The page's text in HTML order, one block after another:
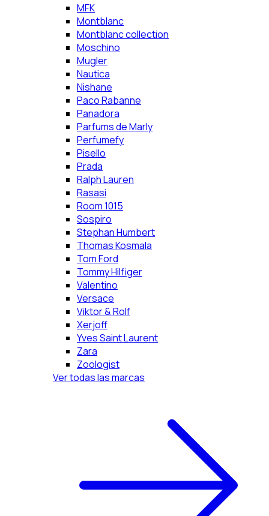
MFK
Montblanc
Montblanc collection
Moschino
Mugler
Nautica
Nishane
Paco Rabanne
Panadora
Parfums de Marly
Perfumefy
Pisello
Prada
Ralph Lauren
Rasasi
Room 1015
Sospiro
Stephan Humbert
Thomas Kosmala
Tom Ford
Tommy Hilfiger
Valentino
Versace
Viktor & Rolf
Xerjoff
Yves Saint Laurent
Zara
Zoologist
Ver todas las marcas